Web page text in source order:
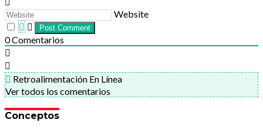
Website
0Comentarios
Retroalimentación En Línea
Ver todos los comentarios
Conceptos